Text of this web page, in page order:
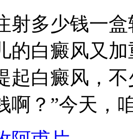
射多少钱一
的白癜风又
起白癜风，
啊？”今天，